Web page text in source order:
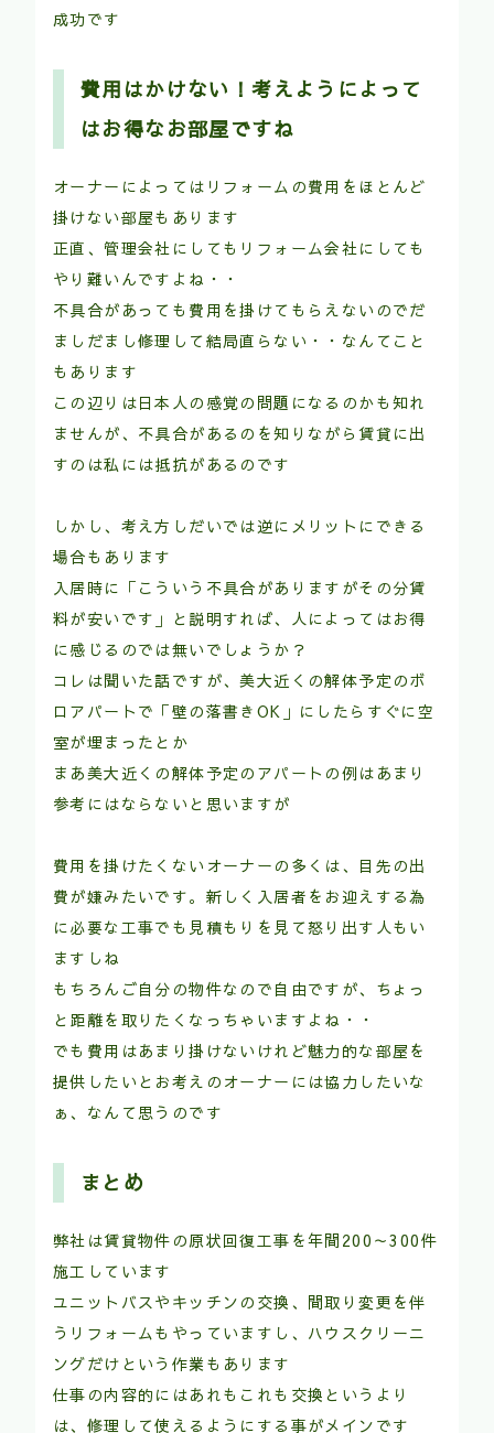
成功です
費用はかけない！考えようによって
はお得なお部屋ですね
オーナーによってはリフォームの費用をほとんど
掛けない部屋もあります
正直、管理会社にしてもリフォーム会社にしても
やり難いんですよね・・
不具合があっても費用を掛けてもらえないのでだ
ましだまし修理して結局直らない・・なんてこと
もあります
この辺りは日本人の感覚の問題になるのかも知れ
ませんが、不具合があるのを知りながら賃貸に出
すのは私には抵抗があるのです
しかし、考え方しだいでは逆にメリットにできる
場合もあります
入居時に「こういう不具合がありますがその分賃
料が安いです」と説明すれば、人によってはお得
に感じるのでは無いでしょうか？
コレは聞いた話ですが、美大近くの解体予定のボ
ロアパートで「壁の落書きOK」にしたらすぐに空
室が埋まったとか
まあ美大近くの解体予定のアパートの例はあまり
参考にはならないと思いますが
費用を掛けたくないオーナーの多くは、目先の出
費が嫌みたいです。新しく入居者をお迎えする為
に必要な工事でも見積もりを見て怒り出す人もい
ますしね
もちろんご自分の物件なので自由ですが、ちょっ
と距離を取りたくなっちゃいますよね・・
でも費用はあまり掛けないけれど魅力的な部屋を
提供したいとお考えのオーナーには協力したいな
ぁ、なんて思うのです
まとめ
弊社は賃貸物件の原状回復工事を年間200～300件
施工しています
ユニットバスやキッチンの交換、間取り変更を伴
うリフォームもやっていますし、ハウスクリーニ
ングだけという作業もあります
仕事の内容的にはあれもこれも交換というより
は、修理して使えるようにする事がメインです